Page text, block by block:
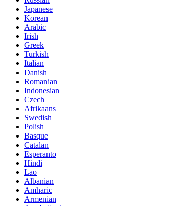
Japanese
Korean
Arabic
Irish
Greek
Turkish
Italian
Danish
Romanian
Indonesian
Czech
Afrikaans
Swedish
Polish
Basque
Catalan
Esperanto
Hindi
Lao
Albanian
Amharic
Armenian